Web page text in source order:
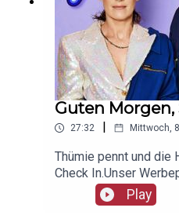
Guten
27:32 Mittwoch,
Thümie pennt und die
Check In.Unser
dem Code Ab17
hier: https://
Play